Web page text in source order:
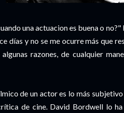
una actuacion es buena o
días y no se me ocurre más que
razones, de cualquier
de un actor es lo más
de cine. David Bordwell lo